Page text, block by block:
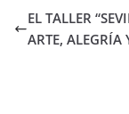
EL TALLER
ARTE,